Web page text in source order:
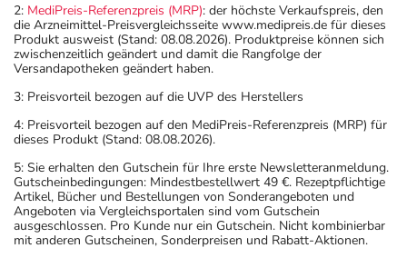
2: MediPreis-Referenzpreis (MRP): der höchste Verkaufspreis, den
die Arzneimittel-Preisvergleichsseite www.medipreis.de für dieses
Produkt ausweist (Stand: 08.08.2026). Produktpreise können sich
zwischenzeitlich geändert und damit die Rangfolge der
Versandapotheken geändert haben.
3: Preisvorteil bezogen auf die UVP des Herstellers
4: Preisvorteil bezogen auf den MediPreis-Referenzpreis (MRP) für
dieses Produkt (Stand: 08.08.2026).
5: Sie erhalten den Gutschein für Ihre erste Newsletteranmeldung.
Gutscheinbedingungen: Mindestbestellwert 49 €. Rezeptpflichtige
Artikel, Bücher und Bestellungen von Sonderangeboten und
Angeboten via Vergleichsportalen sind vom Gutschein
ausgeschlossen. Pro Kunde nur ein Gutschein. Nicht kombinierbar
mit anderen Gutscheinen, Sonderpreisen und Rabatt-Aktionen.